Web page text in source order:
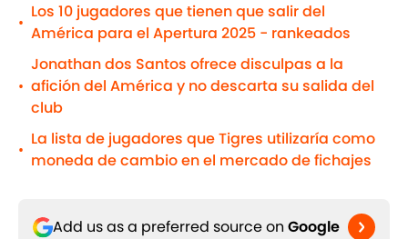
•
Los 10 jugadores que tienen que salir del
América para el Apertura 2025 - rankeados
•
Jonathan dos Santos ofrece disculpas a la
afición del América y no descarta su salida del
club
•
La lista de jugadores que Tigres utilizaría como
moneda de cambio en el mercado de fichajes
Add us as a preferred source on Google